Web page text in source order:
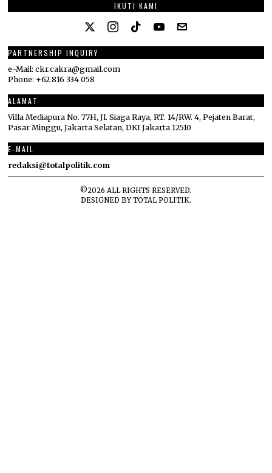
IKUTI KAMI
PARTNERSHIP INQUIRY
e-Mail: ckr.cakra@gmail.com
Phone: +62 816 334 058
ALAMAT
Villa Mediapura No. 77H, Jl. Siaga Raya, RT. 14/RW. 4, Pejaten Barat,
Pasar Minggu, Jakarta Selatan, DKI Jakarta 12510
E-MAIL
redaksi@totalpolitik.com
©2026 ALL RIGHTS RESERVED.
DESIGNED BYTOTAL POLITIK.